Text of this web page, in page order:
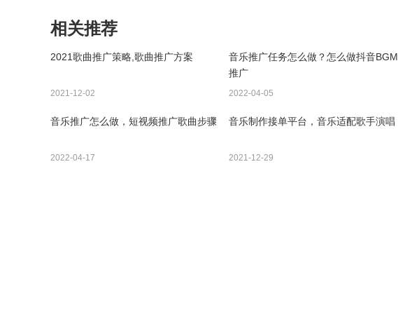
相关推荐
2021歌曲推广策略,歌曲推广方案
2021-12-02
音乐推广任务怎么做？怎么做抖音BGM
推广
2022-04-05
音乐推广怎么做，短视频推广歌曲步骤
2022-04-17
音乐制作接单平台，音乐适配歌手演唱
2021-12-29